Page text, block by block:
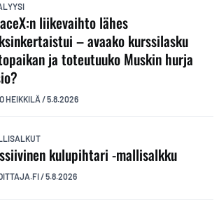
liikevaihto lähes
– avaako kurssilasku
ja toteutuuko Muskin hurja
HEIKKILÄ /5.8.2026
kulupihtari -mallisalkku
/5.8.2026